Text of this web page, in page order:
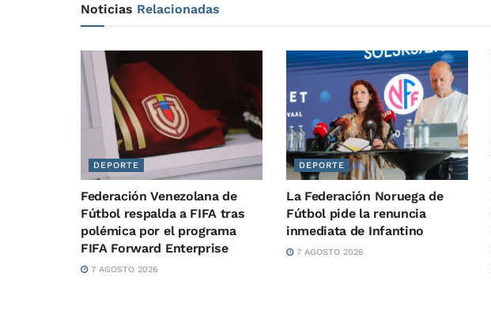
Noticias Relacionadas
DEPORTE
Federación Venezolana de
Fútbol respalda a FIFA tras
polémica por el programa
FIFA Forward Enterprise
7 AGOSTO 2026
DEPORTE
La Federación Noruega de
Fútbol pide la renuncia
inmediata de Infantino
7 AGOSTO 2026